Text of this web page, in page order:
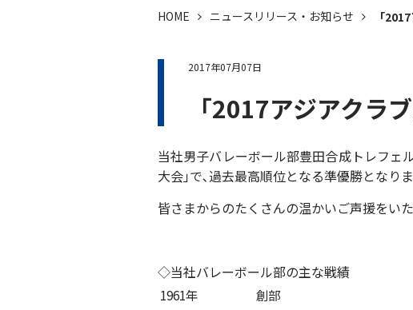
HOME ニュースリリース・お知らせ 「
2017年07月07日
「2017アジアクラ
当社男子バレーボール部豊田合成トレフェ
大会｣で､過去最高順位となる準優勝となりま
皆さまからのたくさんの温かいご声援をい
◇当社バレーボール部の主な戦績
1961年
創部